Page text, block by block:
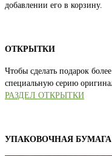
добавлении его в корзину.
ОТКРЫТКИ
Чтобы сделать подарок
специальную серию
РАЗДЕЛ ОТКРЫТКИ
УПАКОВОЧНАЯ БУМАГА